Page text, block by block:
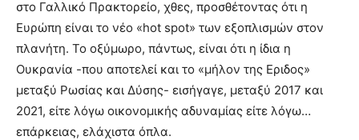
στο Γαλλικό Πρακτορείο, χθες, προσθέτοντας ότι η
Ευρώπη είναι το νέο «hot spot» των εξοπλισμών στον
πλανήτη. Το οξύμωρο, πάντως, είναι ότι η ίδια η
Ουκρανία -που αποτελεί και το «μήλον της Εριδος»
μεταξύ Ρωσίας και Δύσης- εισήγαγε, μεταξύ 2017 και
2021, είτε λόγω οικονομικής αδυναμίας είτε λόγω…
επάρκειας, ελάχιστα όπλα.